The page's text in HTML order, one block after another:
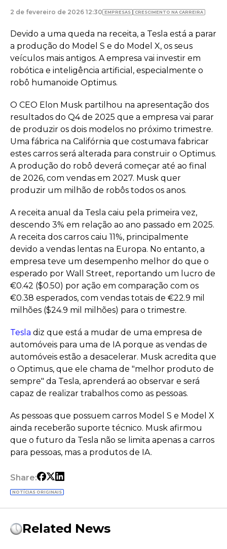
2 de fevereiro de 2026 12:30 EMPRESAS CRESCIMENTO NA CARREIRA
Devido a uma queda na receita, a Tesla está a parar
a produção do Model S e do Model X, os seus
veículos mais antigos. A empresa vai investir em
robótica e inteligência artificial, especialmente o
robô humanoide Optimus.
O CEO Elon Musk partilhou na apresentação dos
resultados do Q4 de 2025 que a empresa vai parar
de produzir os dois modelos no próximo trimestre.
Uma fábrica na Califórnia que costumava fabricar
estes carros será alterada para construir o Optimus.
A produção do robô deverá começar até ao final
de 2026, com vendas em 2027. Musk quer
produzir um milhão de robôs todos os anos.
A receita anual da Tesla caiu pela primeira vez,
descendo 3% em relação ao ano passado em 2025.
A receita dos carros caiu 11%, principalmente
devido a vendas lentas na Europa. No entanto, a
empresa teve um desempenho melhor do que o
esperado por Wall Street, reportando um lucro de
€0.42 ($0.50) por ação em comparação com os
€0.38 esperados, com vendas totais de €22.9 mil
milhões ($24.9 mil milhões) para o trimestre.
Tesla diz que está a mudar de uma empresa de
automóveis para uma de IA porque as vendas de
automóveis estão a desacelerar. Musk acredita que
o Optimus, que ele chama de "melhor produto de
sempre" da Tesla, aprenderá ao observar e será
capaz de realizar trabalhos como as pessoas.
As pessoas que possuem carros Model S e Model X
ainda receberão suporte técnico. Musk afirmou
que o futuro da Tesla não se limita apenas a carros
para pessoas, mas a produtos de IA.
Share:
NOTÍCIAS ORIGINAIS
Related News